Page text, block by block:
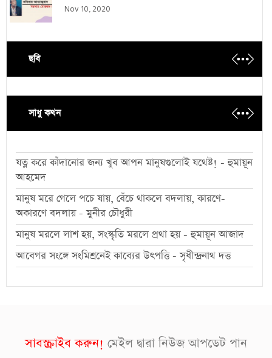
Nov 10, 2020
ছবি
সাধু কথন
যত্ন করে কাঁদানোর জন্য খুব আপন মানুষগুলোই যথেষ্ট! - হুমায়ূন
আহমেদ
মানুষ মরে গেলে পচে যায়, বেঁচে থাকলে বদলায়, কারণে-
অকারণে বদলায় - মুনীর চৌধুরী
মানুষ মরলে লাশ হয়, সংস্কৃতি মরলে প্রথা হয় - হুমায়ূন আজাদ
আবেগর সংঙ্গে সংমিশ্রনেই কাব্যের উৎপত্তি - সৃধীন্দ্রনাথ দত্ত
সাবস্ক্রাইব করুন! মেইল দ্বারা নিউজ আপডেট পান